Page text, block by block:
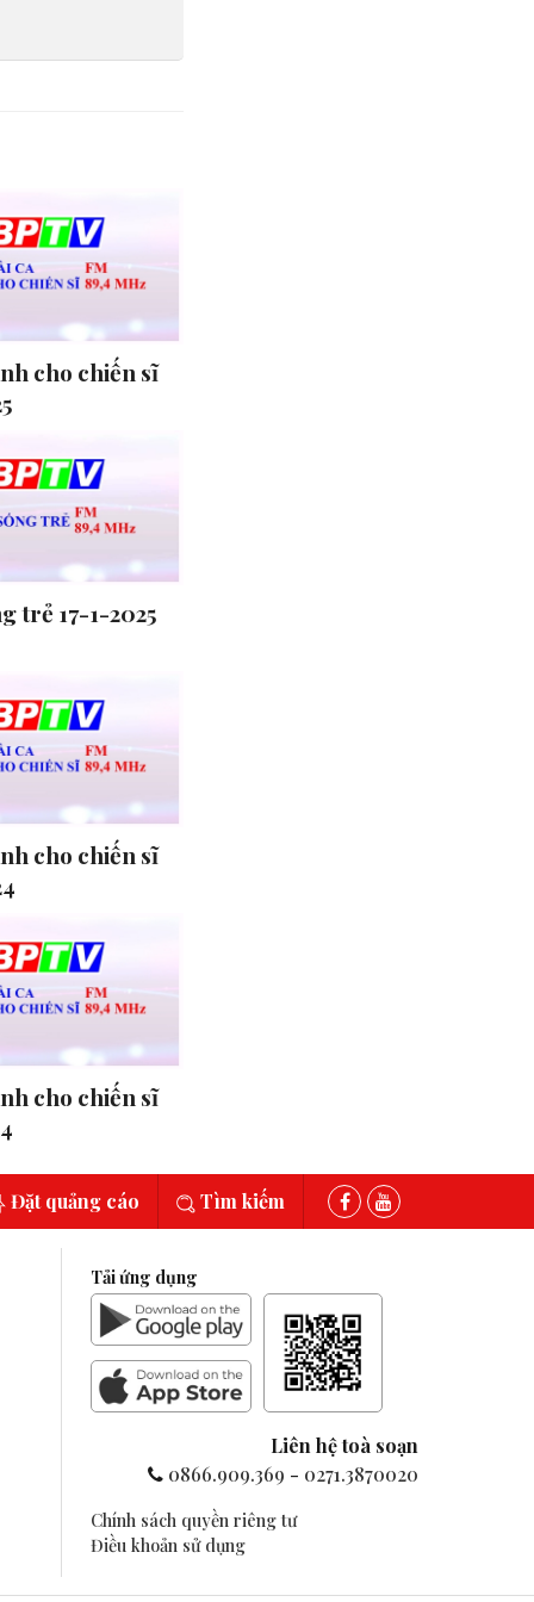
cho chiến sĩ
trẻ 17-1-2025
cho chiến sĩ
cho chiến sĩ
Đặt quảng cáo Tìm kiếm
Tải ứng dụng
Liên hệ toà soạn
0866.909.369 - 0271.3870020
Chính sách quyền riêng tư
Điều khoản sử dụng